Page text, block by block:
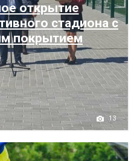
открытие
стадиона с
покрытием
13